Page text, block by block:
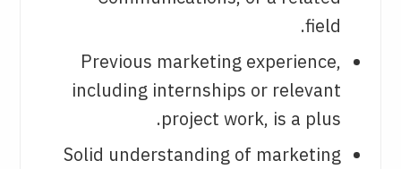
field.
Previous marketing experience,
including internships or relevant
project work, is a plus.
Solid understanding of marketing